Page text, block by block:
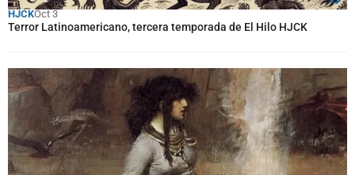
HJCKOct 3
Terror Latinoamericano, tercera temporada de El Hilo HJCK